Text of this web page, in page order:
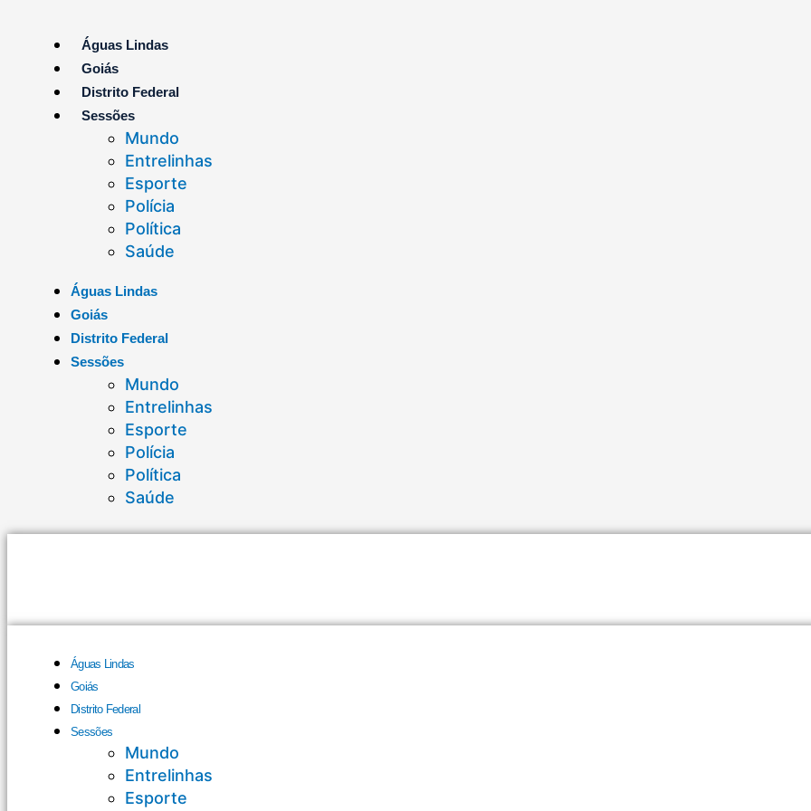
Águas Lindas
Goiás
Distrito Federal
Sessões
Mundo
Entrelinhas
Esporte
Polícia
Política
Saúde
Águas Lindas
Goiás
Distrito Federal
Sessões
Mundo
Entrelinhas
Esporte
Polícia
Política
Saúde
Águas Lindas
Goiás
Distrito Federal
Sessões
Mundo
Entrelinhas
Esporte